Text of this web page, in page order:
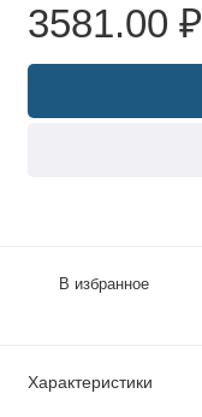
3581.00 ₽
В избранное
Характеристики